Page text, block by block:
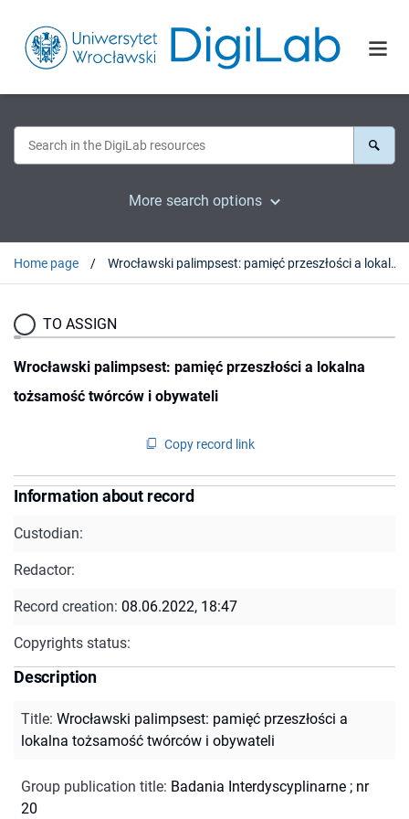
More search options
Home page Wrocławski palimpsest: pamięć przeszłości a lokalna tożsamość twórców i obywateli
TO ASSIGN
Wrocławski palimpsest: pamięć przeszłości a lokalna
tożsamość twórców i obywateli
Copy record link
Information about record
Custodian:
Redactor:
Record creation: 08.06.2022, 18:47
Copyrights status:
Description
Title: Wrocławski palimpsest: pamięć przeszłości a
lokalna tożsamość twórców i obywateli
Group publication title: Badania Interdyscyplinarne ; nr
20